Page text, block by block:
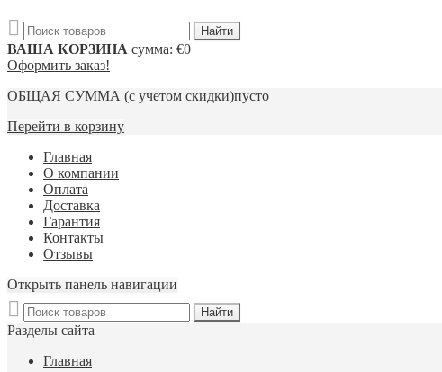
ВАША КОРЗИНА сумма: €0
Оформить заказ!
ОБЩАЯ СУММА (с учетом скидки)пусто
Перейти в корзину
Главная
О компании
Оплата
Доставка
Гарантия
Контакты
Отзывы
Открыть панель навигации
Разделы сайта
Главная